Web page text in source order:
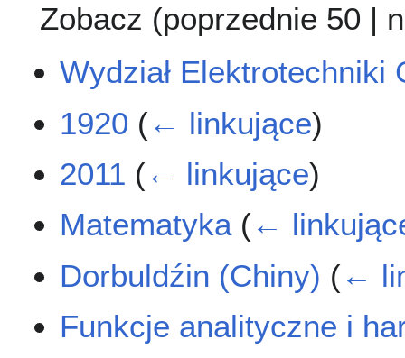
Zobacz (poprzednie 50 |
Wydział Elektrotechniki
1920 (← linkujące)
2011 (← linkujące)
Matematyka (←
Dorbuldźin (Chiny) (←
Funkcje analityczne i